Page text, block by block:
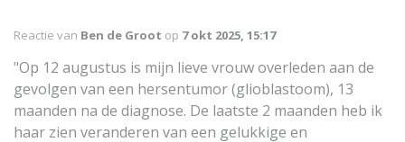
Reactie van Ben de Groot op 7 okt 2025, 15:17
"Op 12 augustus is mijn lieve vrouw overleden aan de
gevolgen van een hersentumor (glioblastoom), 13
maanden na de diagnose. De laatste 2 maanden heb ik
haar zien veranderen van een gelukkige en